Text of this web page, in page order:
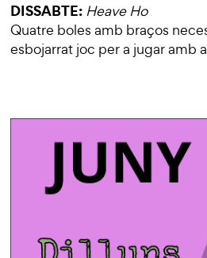
DISSABTE: Heave Ho
Quatre boles amb braços
esbojarrat joc per a jugar amb